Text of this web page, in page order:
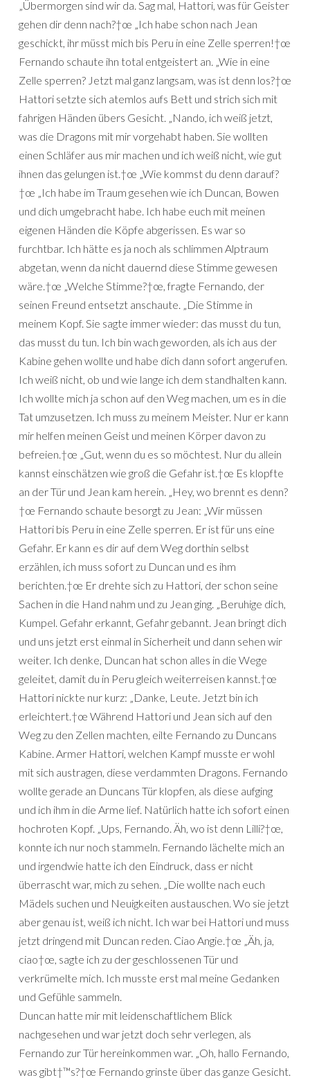
„Übermorgen sind wir da. Sag mal, Hattori, was für Geister
gehen dir denn nach?†œ „Ich habe schon nach Jean
geschickt, ihr müsst mich bis Peru in eine Zelle sperren!†œ
Fernando schaute ihn total entgeistert an. „Wie in eine
Zelle sperren? Jetzt mal ganz langsam, was ist denn los?†œ
Hattori setzte sich atemlos aufs Bett und strich sich mit
fahrigen Händen übers Gesicht. „Nando, ich weiß jetzt,
was die Dragons mit mir vorgehabt haben. Sie wollten
einen Schläfer aus mir machen und ich weiß nicht, wie gut
ihnen das gelungen ist.†œ „Wie kommst du denn darauf?
†œ „Ich habe im Traum gesehen wie ich Duncan, Bowen
und dich umgebracht habe. Ich habe euch mit meinen
eigenen Händen die Köpfe abgerissen. Es war so
furchtbar. Ich hätte es ja noch als schlimmen Alptraum
abgetan, wenn da nicht dauernd diese Stimme gewesen
wäre.†œ „Welche Stimme?†œ, fragte Fernando, der
seinen Freund entsetzt anschaute. „Die Stimme in
meinem Kopf. Sie sagte immer wieder: das musst du tun,
das musst du tun. Ich bin wach geworden, als ich aus der
Kabine gehen wollte und habe dich dann sofort angerufen.
Ich weiß nicht, ob und wie lange ich dem standhalten kann.
Ich wollte mich ja schon auf den Weg machen, um es in die
Tat umzusetzen. Ich muss zu meinem Meister. Nur er kann
mir helfen meinen Geist und meinen Körper davon zu
befreien.†œ „Gut, wenn du es so möchtest. Nur du allein
kannst einschätzen wie groß die Gefahr ist.†œ Es klopfte
an der Tür und Jean kam herein. „Hey, wo brennt es denn?
†œ Fernando schaute besorgt zu Jean: „Wir müssen
Hattori bis Peru in eine Zelle sperren. Er ist für uns eine
Gefahr. Er kann es dir auf dem Weg dorthin selbst
erzählen, ich muss sofort zu Duncan und es ihm
berichten.†œ Er drehte sich zu Hattori, der schon seine
Sachen in die Hand nahm und zu Jean ging. „Beruhige dich,
Kumpel. Gefahr erkannt, Gefahr gebannt. Jean bringt dich
und uns jetzt erst einmal in Sicherheit und dann sehen wir
weiter. Ich denke, Duncan hat schon alles in die Wege
geleitet, damit du in Peru gleich weiterreisen kannst.†œ
Hattori nickte nur kurz: „Danke, Leute. Jetzt bin ich
erleichtert.†œ Während Hattori und Jean sich auf den
Weg zu den Zellen machten, eilte Fernando zu Duncans
Kabine. Armer Hattori, welchen Kampf musste er wohl
mit sich austragen, diese verdammten Dragons. Fernando
wollte gerade an Duncans Tür klopfen, als diese aufging
und ich ihm in die Arme lief. Natürlich hatte ich sofort einen
hochroten Kopf. „Ups, Fernando. Äh, wo ist denn Lilli?†œ,
konnte ich nur noch stammeln. Fernando lächelte mich an
und irgendwie hatte ich den Eindruck, dass er nicht
überrascht war, mich zu sehen. „Die wollte nach euch
Mädels suchen und Neuigkeiten austauschen. Wo sie jetzt
aber genau ist, weiß ich nicht. Ich war bei Hattori und muss
jetzt dringend mit Duncan reden. Ciao Angie.†œ „Äh, ja,
ciao†œ, sagte ich zu der geschlossenen Tür und
verkrümelte mich. Ich musste erst mal meine Gedanken
und Gefühle sammeln.
Duncan hatte mir mit leidenschaftlichem Blick
nachgesehen und war jetzt doch sehr verlegen, als
Fernando zur Tür hereinkommen war. „Oh, hallo Fernando,
was gibt†™s?†œ Fernando grinste über das ganze Gesicht.